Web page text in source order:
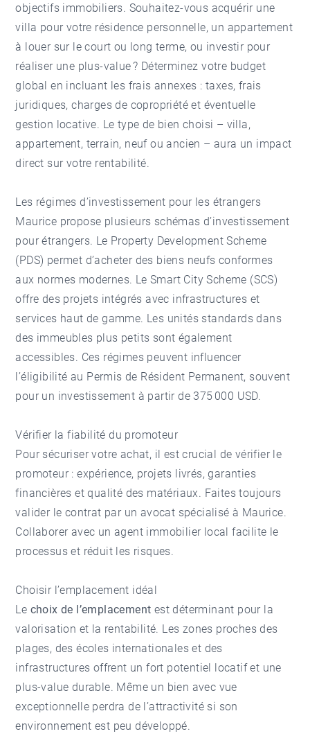
objectifs immobiliers. Souhaitez-vous acquérir une
villa pour votre résidence personnelle, un appartement
à louer sur le court ou long terme, ou investir pour
réaliser une plus-value ? Déterminez votre budget
global en incluant les frais annexes : taxes, frais
juridiques, charges de copropriété et éventuelle
gestion locative. Le type de bien choisi – villa,
appartement, terrain, neuf ou ancien – aura un impact
direct sur votre rentabilité.
Les régimes d’investissement pour les étrangers
Maurice propose plusieurs schémas d’investissement
pour étrangers. Le Property Development Scheme
(PDS) permet d’acheter des biens neufs conformes
aux normes modernes. Le Smart City Scheme (SCS)
offre des projets intégrés avec infrastructures et
services haut de gamme. Les unités standards dans
des immeubles plus petits sont également
accessibles. Ces régimes peuvent influencer
l’éligibilité au Permis de Résident Permanent, souvent
pour un investissement à partir de 375 000 USD.
Vérifier la fiabilité du promoteur
Pour sécuriser votre achat, il est crucial de vérifier le
promoteur : expérience, projets livrés, garanties
financières et qualité des matériaux. Faites toujours
valider le contrat par un avocat spécialisé à Maurice.
Collaborer avec un agent immobilier local facilite le
processus et réduit les risques.
Choisir l’emplacement idéal
Le choix de l’emplacement est déterminant pour la
valorisation et la rentabilité. Les zones proches des
plages, des écoles internationales et des
infrastructures offrent un fort potentiel locatif et une
plus-value durable. Même un bien avec vue
exceptionnelle perdra de l’attractivité si son
environnement est peu développé.